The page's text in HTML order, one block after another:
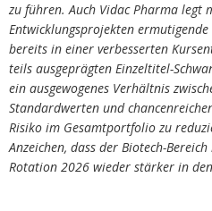
zu führen. Auch Vidac Pharma legt
Entwicklungsprojekten
bereits in einer verbesserten
teils ausgeprägten Einzeltitel-
ein ausgewogenes Verhältnis
Standardwerten und
Risiko im Gesamtportfolio zu
Anzeichen, dass der Biotech-
Rotation 2026 wieder stärker in